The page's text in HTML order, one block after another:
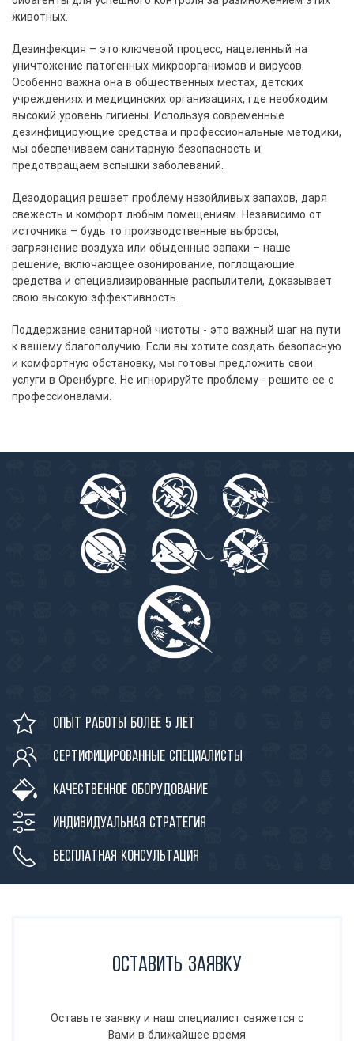
животных.
Дезинфекция – это ключевой процесс, нацеленный на
уничтожение патогенных микроорганизмов и вирусов.
Особенно важна она в общественных местах, детских
учреждениях и медицинских организациях, где необходим
высокий уровень гигиены. Используя современные
дезинфицирующие средства и профессиональные методики,
мы обеспечиваем санитарную безопасность и
предотвращаем вспышки заболеваний.
Дезодорация решает проблему назойливых запахов, даря
свежесть и комфорт любым помещениям. Независимо от
источника – будь то производственные выбросы,
загрязнение воздуха или обыденные запахи – наше
решение, включающее озонирование, поглощающие
средства и специализированные распылители, доказывает
свою высокую эффективность.
Поддержание санитарной чистоты - это важный шаг на пути
к вашему благополучию. Если вы хотите создать безопасную
и комфортную обстановку, мы готовы предложить свои
услуги в Оренбурге. Не игнорируйте проблему - решите ее с
профессионалами.
Опыт работы более 5 лет
Сертифицированные специалисты
Качественное оборудование
Индивидуальная стратегия
Бесплатная консультация
Оставить заявку
Оставьте заявку и наш специалист свяжется с
Вами в ближайшее время